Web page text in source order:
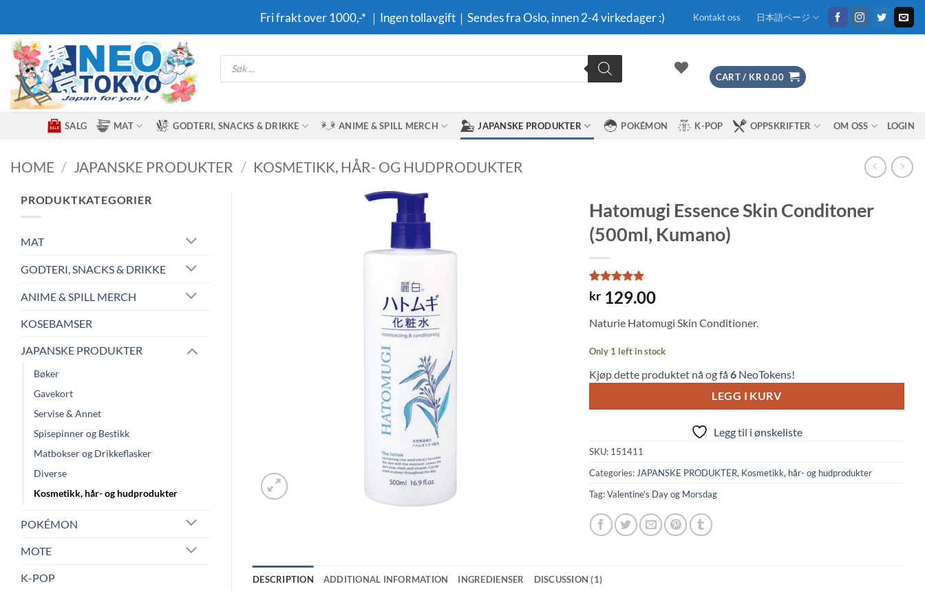
content
Fri frakt over 1000,-* ｜Ingen tollavgift｜Sendes fra Oslo, innen 2-4 virkedager :) Kontakt oss 日本語ページ
Products
search
CART / KR 0.00
SALG MAT GODTERI, SNACKS & DRIKKE ANIME & SPILL MERCH JAPANSKE PRODUKTER POKÉMON K-POP OPPSKRIFTER OM OSS LOGIN
HOME / JAPANSKE PRODUKTER / KOSMETIKK, HÅR- OG HUDPRODUKTER
PRODUKTKATEGORIER
MAT
GODTERI, SNACKS & DRIKKE
ANIME & SPILL MERCH
KOSEBAMSER
JAPANSKE PRODUKTER
Bøker
Gavekort
Servise & Annet
Spisepinner og Bestikk
Matbokser og Drikkeflasker
Diverse
Kosmetikk, hår- og hudprodukter
POKÉMON
MOTE
K-POP
Hatomugi Essence Skin Conditoner
(500ml, Kumano)
Rated5
out of 5
1
customer
kr129.00
Naturie Hatomugi Skin Conditioner.
Only 1 left in stock
Kjøp dette produktet nå og få 6NeoTokens!
LEGG I KURV
Legg til i ønskeliste
SKU: 151411
Categories:JAPANSKE PRODUKTER, Kosmetikk, hår- og hudprodukter
Tag:Valentine's Day og Morsdag
DESCRIPTION ADDITIONAL INFORMATION INGREDIENSER DISCUSSION (1)